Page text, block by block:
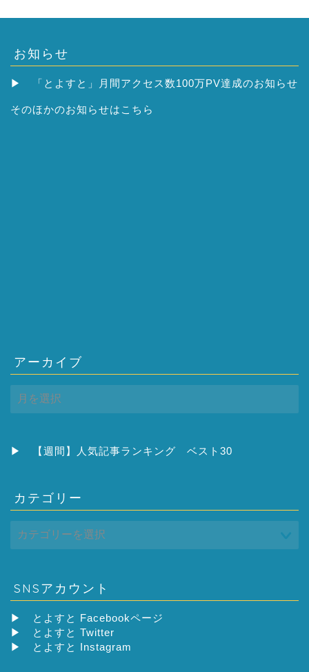
お知らせ
▶ 「とよすと」月間アクセス数100万PV達成のお知らせ
そのほかのお知らせはこちら
アーカイブ
ー
ブ
▶ 【週間】人気記事ランキング ベスト30
カテゴリー
SNSアカウント
▶
とよすと Facebookページ
▶
とよすと Twitter
▶
とよすと Instagram